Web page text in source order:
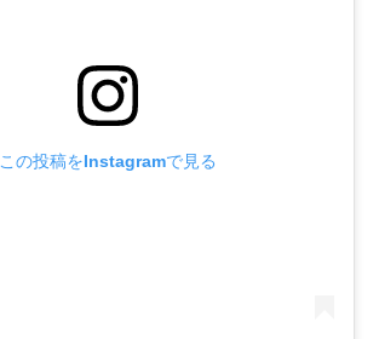
この投稿をInstagramで見る